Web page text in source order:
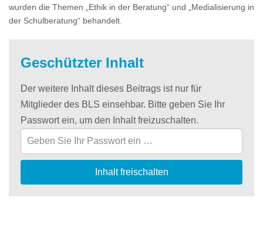
wurden die Themen „Ethik in der Beratung“ und „Medialisierung in
der Schulberatung“ behandelt.
Geschützter Inhalt
Der weitere Inhalt dieses Beitrags ist nur für
Mitglieder des BLS einsehbar. Bitte geben Sie Ihr
Passwort ein, um den Inhalt freizuschalten.
Inhalt freischalten